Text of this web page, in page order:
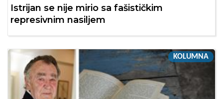
Istrijan se nije mirio sa fašističkim
represivnim nasiljem
KOLUMNA